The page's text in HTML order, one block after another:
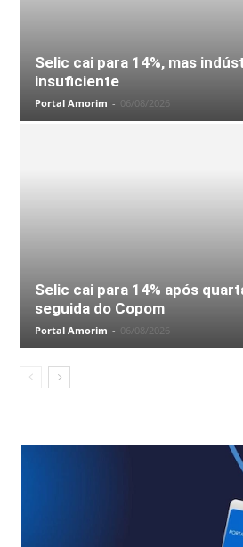
Selic cai para 14%, mas
insuficiente
Portal Amorim - 06/08/2026
Selic cai para 14% após
seguida do Copom
Portal Amorim - 06/08/2026